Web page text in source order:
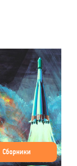
Сборники